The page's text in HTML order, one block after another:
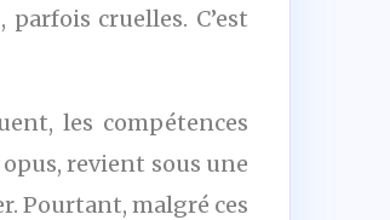
cruelles. C’est
les compétences
revient sous une
Pourtant, malgré ces